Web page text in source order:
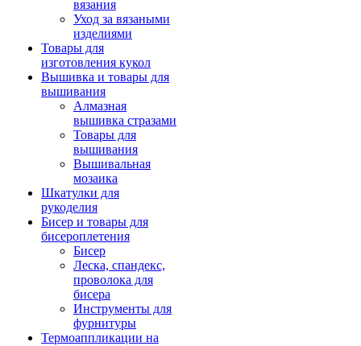
вязания
Уход за вязаными
изделиями
Товары для
изготовления кукол
Вышивка и товары для
вышивания
Алмазная
вышивка стразами
Товары для
вышивания
Вышивальная
мозаика
Шкатулки для
рукоделия
Бисер и товары для
бисероплетения
Бисер
Леска, спандекс,
проволока для
бисера
Инструменты для
фурнитуры
Термоаппликации на